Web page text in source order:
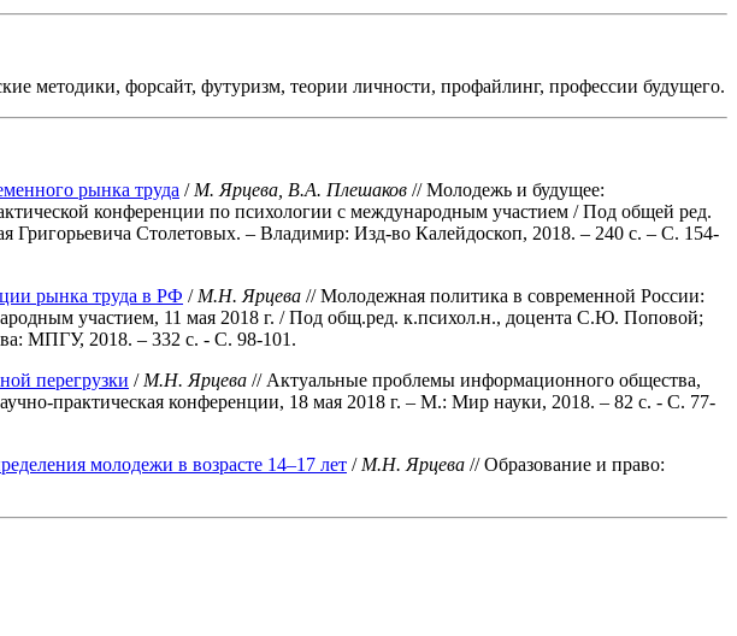
методики, форсайт, футуризм, теории личности, профайлинг, профессии будущего.
рынка труда / М. Ярцева, В.А. Плешаков // Молодежь и будущее:
конференции по психологии с международным участием / Под общей ред.
Столетовых. – Владимир: Изд-во Калейдоскоп, 2018. – 240 с. – С. 154-
рынка труда в РФ / М.Н. Ярцева // Молодежная политика в современной России:
участием, 11 мая 2018 г. / Под общ.ред. к.психол.н., доцента С.Ю. Поповой;
МПГУ, 2018. – 332 с. - С. 98-101.
перегрузки / М.Н. Ярцева // Актуальные проблемы информационного общества,
практическая конференции, 18 мая 2018 г. – М.: Мир науки, 2018. – 82 с. - С. 77-
молодежи в возрасте 14–17 лет / М.Н. Ярцева // Образование и право: